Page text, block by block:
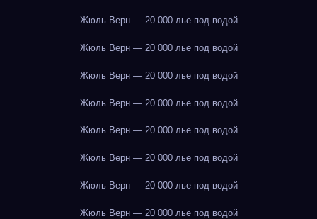
Жюль Верн — 20 000 лье под водой
Жюль Верн — 20 000 лье под водой
Жюль Верн — 20 000 лье под водой
Жюль Верн — 20 000 лье под водой
Жюль Верн — 20 000 лье под водой
Жюль Верн — 20 000 лье под водой
Жюль Верн — 20 000 лье под водой
Жюль Верн — 20 000 лье под водой